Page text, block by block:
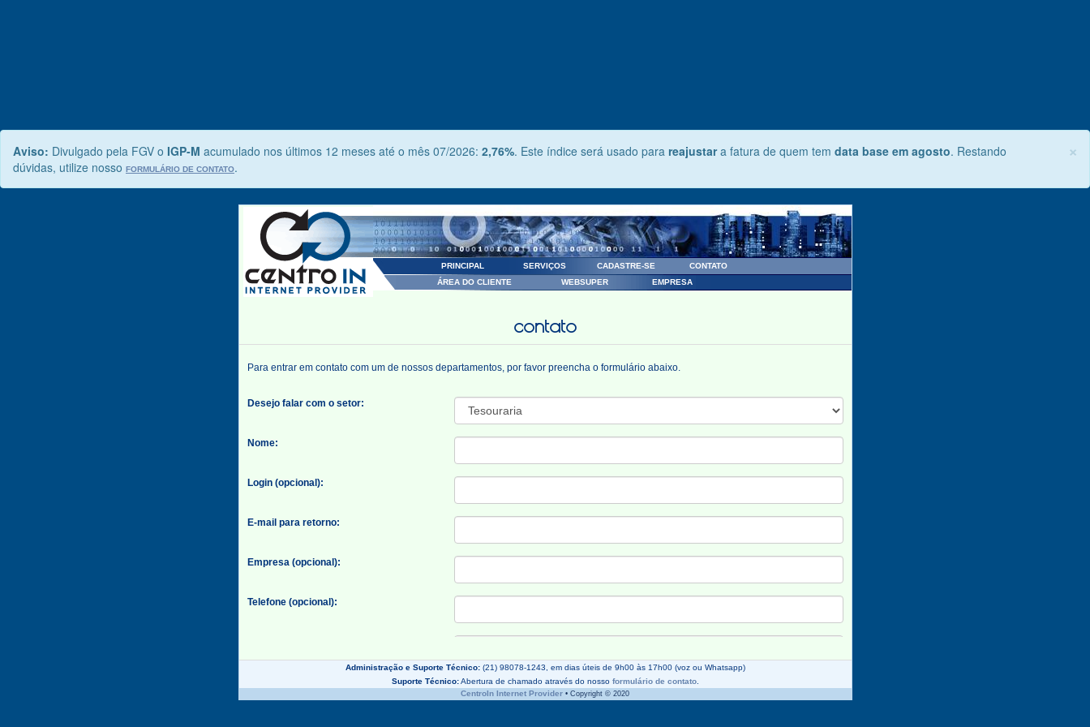
×
Aviso: Divulgado pela FGV o IGP-M acumulado nos últimos 12 meses até o mês 07/2026: 2,76%. Este índice será usado para reajustara fatura de quem tem data base em agosto. Restando
dúvidas, utilize nosso FORMULÁRIO DE CONTATO.
PRINCIPAL SERVIÇOS CADASTRE-SE
CONTATO
ÁREA DO CLIENTE
WEBSUPER EMPRESA
contato
Para entrar em contato com um de nossos departamentos, por favor preencha o formulário abaixo.
Desejo falar com o setor:
Nome:
Login (opcional):
E-mail para retorno:
Empresa (opcional):
Telefone (opcional):
Administração e Suporte Técnico:(21) 98078-1243, em dias úteis de 9h00 às 17h00 (voz ou Whatsapp)
Suporte Técnico:Abertura de chamado através do nosso formulário de contato.
CentroIn Internet Provider • Copyright © 2020